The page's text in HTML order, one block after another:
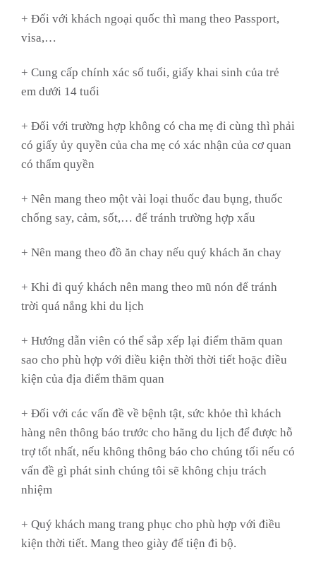
+ Đối với khách ngoại quốc thì mang theo Passport,
visa,…
+ Cung cấp chính xác số tuổi, giấy khai sinh của trẻ
em dưới 14 tuổi
+ Đối với trường hợp không có cha mẹ đi cùng thì phải
có giấy ủy quyền của cha mẹ có xác nhận của cơ quan
có thẩm quyền
+ Nên mang theo một vài loại thuốc đau bụng, thuốc
chống say, cảm, sốt,… để tránh trường hợp xấu
+ Nên mang theo đồ ăn chay nếu quý khách ăn chay
+ Khi đi quý khách nên mang theo mũ nón để tránh
trời quá nắng khi du lịch
+ Hướng dẫn viên có thể sắp xếp lại điểm thăm quan
sao cho phù hợp với điều kiện thời thời tiết hoặc điều
kiện của địa điểm thăm quan
+ Đối với các vấn đề về bệnh tật, sức khỏe thì khách
hàng nên thông báo trước cho hãng du lịch để được hỗ
trợ tốt nhất, nếu không thông báo cho chúng tối nếu có
vấn đề gì phát sinh chúng tôi sẽ không chịu trách
nhiệm
+ Quý khách mang trang phục cho phù hợp với điều
kiện thời tiết. Mang theo giày để tiện đi bộ.